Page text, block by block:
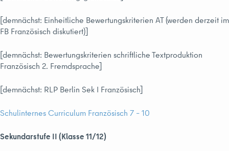
[demnächst: Einheitliche Bewertungskriterien AT (werden derzeit im
FB Französisch diskutiert)]
[demnächst: Bewertungskriterien schriftliche Textproduktion
Französisch 2. Fremdsprache]
[demnächst: RLP Berlin Sek I Französisch]
Schulinternes Curriculum Französisch 7 – 10
Sekundarstufe II (Klasse 11/12)